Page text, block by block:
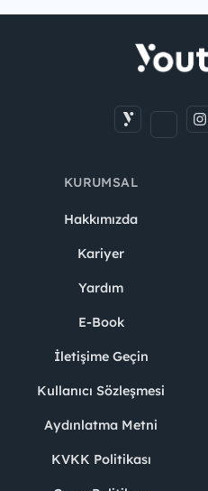
KURUMSAL
Hakkımızda
Kariyer
Yardım
E-Book
İletişime Geçin
Kullanıcı Sözleşmesi
Aydınlatma Metni
KVKK Politikası